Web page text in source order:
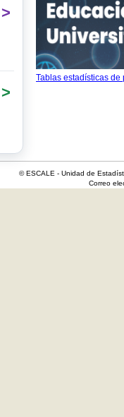
>
>
Tablas estadísticas
© ESCALE - Unidad de
Correo